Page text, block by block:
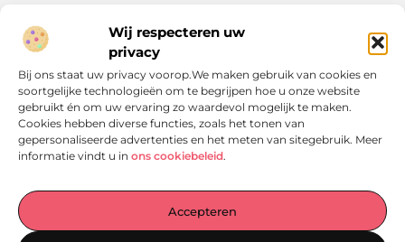
Wij respecteren uw
privacy
Bij ons staat uw privacy voorop.We maken gebruik van cookies en
soortgelijke technologieën om te begrijpen hoe u onze website
gebruikt én om uw ervaring zo waardevol mogelijk te maken.
Cookies hebben diverse functies, zoals het tonen van
gepersonaliseerde advertenties en het meten van sitegebruik. Meer
informatie vindt u in ons cookiebeleid.
Accepteren
, praktische tips waar je écht iets aan hebt en artikelen
Onze informatie